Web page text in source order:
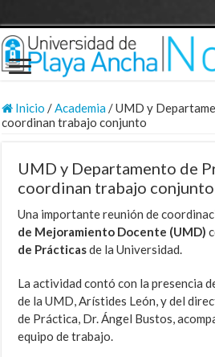
Inicio /Academia/UMD y
coordinan trabajo conjunto
UMD y Departamento de
coordinan trabajo conjunto
Una importante reunión de
de Mejoramiento Docente (UMD)
de Prácticasde la Universidad.
La actividad contó con la presencia
de la UMD, Arístides León, y del
de Práctica, Dr. Ángel Bustos,
equipo de trabajo.